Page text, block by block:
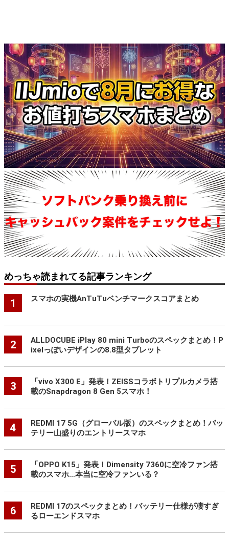
めっちゃ読まれてる記事ランキング
1 スマホの実機AnTuTuベンチマークスコアまとめ
2
ALLDOCUBE iPlay 80 mini Turboのスペックまとめ！P
ixelっぽいデザインの8.8型タブレット
3
「vivo X300 E」発表！ZEISSコラボトリプルカメラ搭
載のSnapdragon 8 Gen 5スマホ！
4
REDMI 17 5G（グローバル版）のスペックまとめ！バッ
テリー山盛りのエントリースマホ
5
「OPPO K15」発表！Dimensity 7360に空冷ファン搭
載のスマホ…本当に空冷ファンいる？
6
REDMI 17のスペックまとめ！バッテリー仕様が凄すぎ
るローエンドスマホ